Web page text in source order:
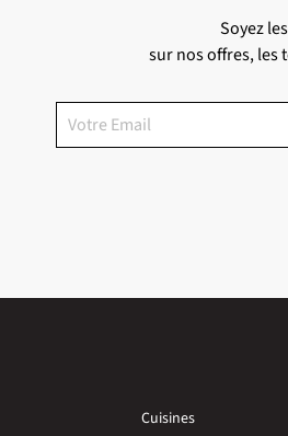
Soyez
sur nos offres, les
Cuisines